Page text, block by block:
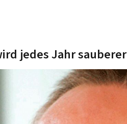
jedes Jahr sauberer